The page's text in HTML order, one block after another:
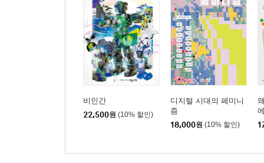
비인간
22,500원 (10% 할인)
디지털 시대의 페미니
즘
18,000원 (10% 할인)